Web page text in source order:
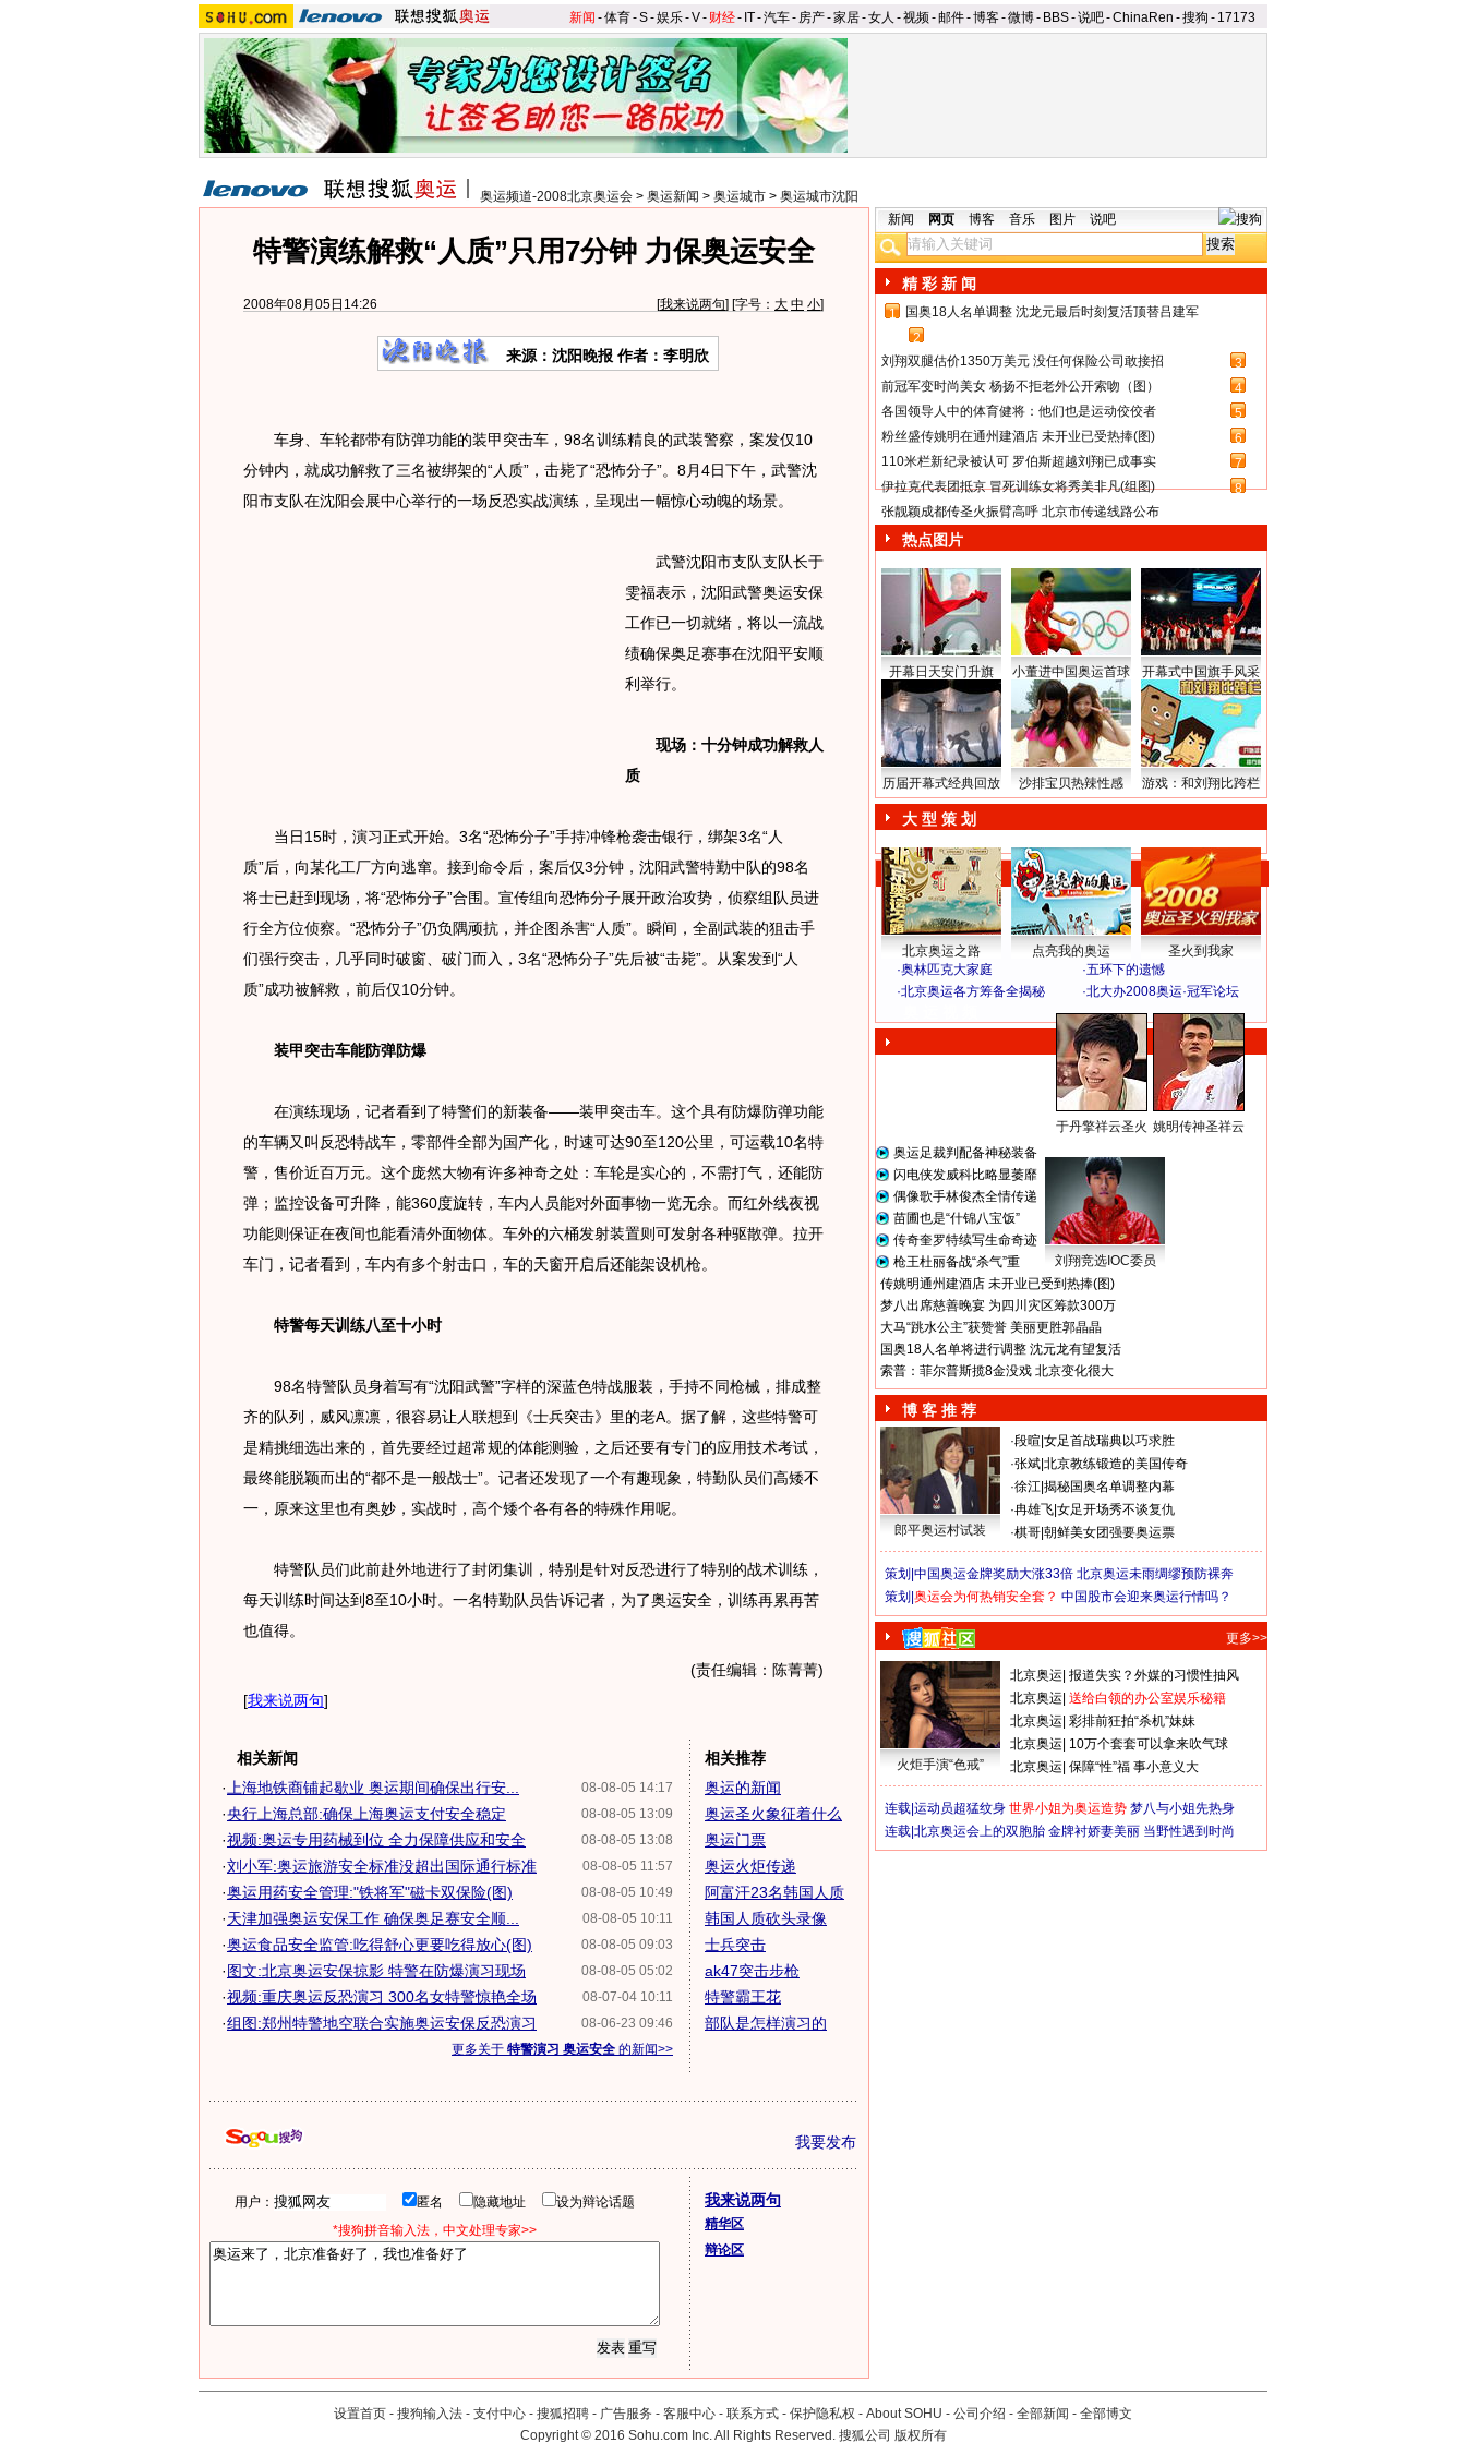
新闻 -体育-S-娱乐-V- 财经- IT-汽车- 房产-家居-女人 -视频-邮件-博客-微博- BBS-说吧-ChinaRen -搜狗 - 17173
奥运频道-2008北京奥运会 > 奥运新闻 > 奥运城市 > 奥运城市沈阳
特警演练解救“人质”只用7分钟 力保奥运安全
2008年08月05日14:26 [我来说两句] [字号： 大 中 小]
来源：沈阳晚报 作者：李明欣
车身、车轮都带有防弹功能的装甲突击车，98名训练精良的武装警察，案发仅10
分钟内，就成功解救了三名被绑架的“人质”，击毙了“恐怖分子”。8月4日下午，武警沈
阳市支队在沈阳会展中心举行的一场反恐实战演练，呈现出一幅惊心动魄的场景。
武警沈阳市支队支队长于
雯福表示，沈阳武警奥运安保
工作已一切就绪，将以一流战
绩确保奥足赛事在沈阳平安顺
利举行。
现场：十分钟成功解救人
质
当日15时，演习正式开始。3名“恐怖分子”手持冲锋枪袭击银行，绑架3名“人
质”后，向某化工厂方向逃窜。接到命令后，案后仅3分钟，沈阳武警特勤中队的98名
将士已赶到现场，将“恐怖分子”合围。宣传组向恐怖分子展开政治攻势，侦察组队员进
行全方位侦察。“恐怖分子”仍负隅顽抗，并企图杀害“人质”。瞬间，全副武装的狙击手
们强行突击，几乎同时破窗、破门而入，3名“恐怖分子”先后被“击毙”。从案发到“人
质”成功被解救，前后仅10分钟。
装甲突击车能防弹防爆
在演练现场，记者看到了特警们的新装备——装甲突击车。这个具有防爆防弹功能
的车辆又叫反恐特战车，零部件全部为国产化，时速可达90至120公里，可运载10名特
警，售价近百万元。这个庞然大物有许多神奇之处：车轮是实心的，不需打气，还能防
弹；监控设备可升降，能360度旋转，车内人员能对外面事物一览无余。而红外线夜视
功能则保证在夜间也能看清外面物体。车外的六桶发射装置则可发射各种驱散弹。拉开
车门，记者看到，车内有多个射击口，车的天窗开启后还能架设机枪。
特警每天训练八至十小时
98名特警队员身着写有“沈阳武警”字样的深蓝色特战服装，手持不同枪械，排成整
齐的队列，威风凛凛，很容易让人联想到《士兵突击》里的老A。据了解，这些特警可
是精挑细选出来的，首先要经过超常规的体能测验，之后还要有专门的应用技术考试，
最终能脱颖而出的“都不是一般战士”。记者还发现了一个有趣现象，特勤队员们高矮不
一，原来这里也有奥妙，实战时，高个矮个各有各的特殊作用呢。
特警队员们此前赴外地进行了封闭集训，特别是针对反恐进行了特别的战术训练，
每天训练时间达到8至10小时。一名特勤队员告诉记者，为了奥运安全，训练再累再苦
也值得。
(责任编辑：陈菁菁)
[我来说两句]
相关新闻
08-08-05 14:17
· 上海地铁商铺起歇业 奥运期间确保出行安...
08-08-05 13:09
·央行上海总部:确保上海奥运支付安全稳定
08-08-05 13:08
·视频:奥运专用药械到位 全力保障供应和安全
08-08-05 11:57
·刘小军:奥运旅游安全标准没超出国际通行标准
08-08-05 10:49
·奥运用药安全管理:"铁将军"磁卡双保险(图)
08-08-05 10:11
·天津加强奥运安保工作 确保奥足赛安全顺...
08-08-05 09:03
·奥运食品安全监管:吃得舒心更要吃得放心(图)
08-08-05 05:02
·图文:北京奥运安保掠影 特警在防爆演习现场
08-07-04 10:11
·视频:重庆奥运反恐演习 300名女特警惊艳全场
08-06-23 09:46
·组图:郑州特警地空联合实施奥运安保反恐演习
更多关于 特警演习 奥运安全 的新闻>>
相关推荐
奥运的新闻
奥运圣火象征着什么
奥运门票
奥运火炬传递
阿富汗23名韩国人质
韩国人质砍头录像
士兵突击
ak47突击步枪
特警霸王花
部队是怎样演习的
我要发布
用户： 匿名 隐藏地址
设为辩论话题
*搜狗拼音输入法，中文处理专家>>
我来说两句
精华区
辩论区
新闻 网页 博客 音乐 图片 说吧
精 彩 新 闻
1
国奥18人名单调整 沈龙元最后时刻复活顶替吕建军
2
刘翔双腿估价1350万美元 没任何保险公司敢接招
3
前冠军变时尚美女 杨扬不拒老外公开索吻（图）
4
各国领导人中的体育健将：他们也是运动佼佼者
5
粉丝盛传姚明在通州建酒店 未开业已受热捧(图)
6
110米栏新纪录被认可 罗伯斯超越刘翔已成事实
7
伊拉克代表团抵京 冒死训练女将秀美非凡(组图)
8
张靓颖成都传圣火振臂高呼 北京市传递线路公布
热点图片
开幕日天安门升旗 小董进中国奥运首球 开幕式中国旗手风采
历届开幕式经典回放 沙排宝贝热辣性感 游戏：和刘翔比跨栏
大 型 策 划
北京奥运之路 点亮我的奥运
圣火到我家
·奥林匹克大家庭 ·五环下的遗憾
·北京奥运各方筹备全揭秘 ·北大办2008奥运·冠军论坛
于丹擎祥云圣火 姚明传神圣祥云
奥运足裁判配备神秘装备
闪电侠发威科比略显萎靡
偶像歌手林俊杰全情传递
苗圃也是“什锦八宝饭”
传奇奎罗特续写生命奇迹
枪王杜丽备战“杀气”重
刘翔竞选IOC委员
传姚明通州建酒店 未开业已受到热捧(图)
梦八出席慈善晚宴 为四川灾区筹款300万
大马“跳水公主”获赞誉 美丽更胜郭晶晶
国奥18人名单将进行调整 沈元龙有望复活
索普：菲尔普斯揽8金没戏 北京变化很大
博 客 推 荐
郎平奥运村试装
·段暄 女足首战瑞典以巧求胜
·张斌 北京教练锻造的美国传奇
·徐江 揭秘国奥名单调整内幕
·冉雄飞 女足开场秀不谈复仇
·棋哥 朝鲜美女团强要奥运票
策划| 中国奥运金牌奖励大涨33倍 北京奥运未雨绸缪预防裸奔
策划| 奥运会为何热销安全套？ 中国股市会迎来奥运行情吗？
更多>>
火炬手演“色戒”
北京奥运 报道失实？外媒的习惯性抽风
北京奥运 送给白领的办公室娱乐秘籍
北京奥运 彩排前狂拍“杀机”妹妹
北京奥运 10万个套套可以拿来吹气球
北京奥运 保障“性”福 事小意义大
连载| 运动员超猛纹身 世界小姐为奥运造势 梦八与小姐先热身
连载| 北京奥运会上的双胞胎 金牌衬娇妻美丽 当野性遇到时尚
设置首页 - 搜狗输入法 - 支付中心 - 搜狐招聘 - 广告服务 - 客服中心 - 联系方式 - 保护隐私权 - About SOHU - 公司介绍 - 全部新闻 - 全部博文
Copyright©2016 Sohu.com Inc. All Rights Reserved. 搜狐公司 版权所有